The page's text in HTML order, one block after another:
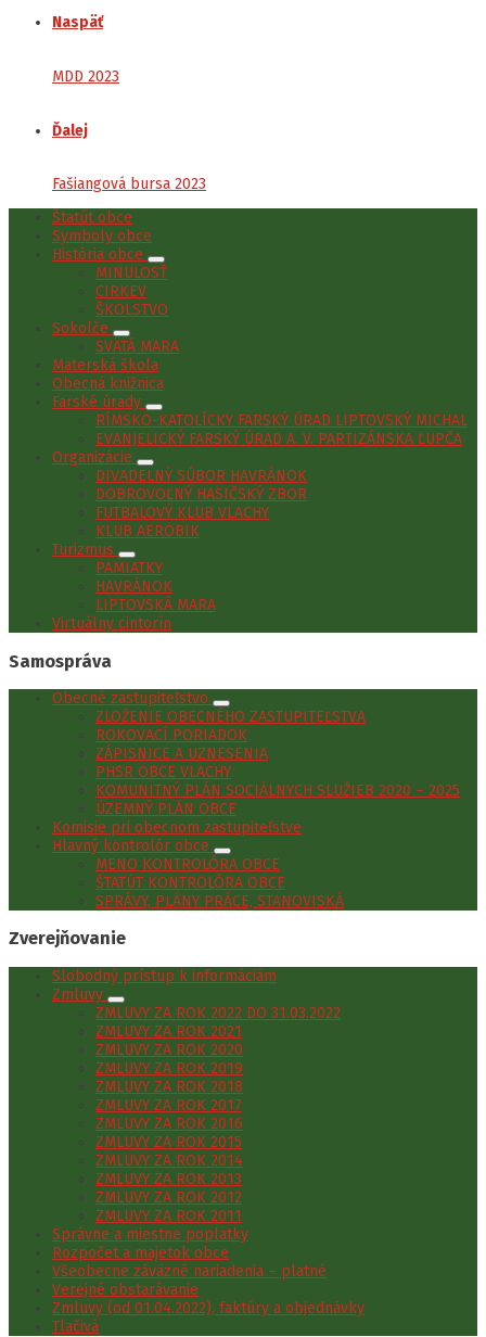
Naspäť
MDD 2023
Ďalej
Fašiangová bursa 2023
Štatút obce
Symboly obce
História obce
MINULOSŤ
CIRKEV
ŠKOLSTVO
Sokolče
SVÄTÁ MARA
Materská škola
Obecná knižnica
Farské úrady
RÍMSKO-KATOLÍCKY FARSKÝ ÚRAD LIPTOVSKÝ MICHAL
EVANJELICKÝ FARSKÝ ÚRAD A. V. PARTIZÁNSKA ĽUPČA
Organizácie
DIVADELNÝ SÚBOR HAVRÁNOK
DOBROVOĽNÝ HASIČSKÝ ZBOR
FUTBALOVÝ KLUB VLACHY
KLUB AEROBIK
Turizmus
PAMIATKY
HAVRÁNOK
LIPTOVSKÁ MARA
Virtuálny cintorín
Samospráva
Obecné zastupiteľstvo
ZLOŽENIE OBECNÉHO ZASTUPITEĽSTVA
ROKOVACÍ PORIADOK
ZÁPISNICE A UZNESENIA
PHSR OBCE VLACHY
KOMUNITNÝ PLÁN SOCIÁLNYCH SLUŽIEB 2020 – 2025
ÚZEMNÝ PLÁN OBCE
Komisie pri obecnom zastupiteľstve
Hlavný kontrolór obce
MENO KONTROLÓRA OBCE
ŠTATÚT KONTROLÓRA OBCE
SPRÁVY, PLÁNY PRÁCE, STANOVISKÁ
Zverejňovanie
Slobodný prístup k informáciám
Zmluvy
ZMLUVY ZA ROK 2022 DO 31.03.2022
ZMLUVY ZA ROK 2021
ZMLUVY ZA ROK 2020
ZMLUVY ZA ROK 2019
ZMLUVY ZA ROK 2018
ZMLUVY ZA ROK 2017
ZMLUVY ZA ROK 2016
ZMLUVY ZA ROK 2015
ZMLUVY ZA ROK 2014
ZMLUVY ZA ROK 2013
ZMLUVY ZA ROK 2012
ZMLUVY ZA ROK 2011
Správne a miestne poplatky
Rozpočet a majetok obce
Všeobecne záväzné nariadenia – platné
Verejné obstarávanie
Zmluvy (od 01.04.2022), faktúry a objednávky
Tlačivá